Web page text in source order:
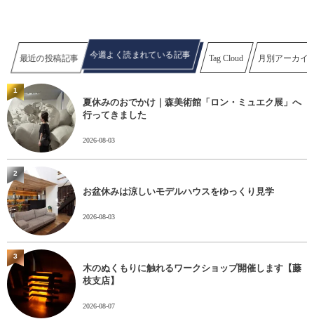
最近の投稿記事 今週よく読まれている記事 Tag Cloud 月別アーカイ
夏休みのおでかけ｜森美術館「ロン・ミュエク展」へ
行ってきました
2026-08-03
1
お盆休みは涼しいモデルハウスをゆっくり見学
2026-08-03
2
木のぬくもりに触れるワークショップ開催します【藤
枝支店】
2026-08-07
3